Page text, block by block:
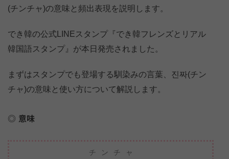
(チンチャ)の意味と頻出表現を説明します。
でき韓の公式LINEスタンプ『でき韓フレンズとリアル
韓国語スタンプ』が本日発売されました。
まずはスタンプでも登場する馴染みの言葉、진짜(チン
チャ)の意味と使い方について解説します。
意味
チンチャ